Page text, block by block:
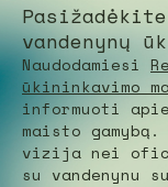
vandenynų
Naudodamiesi
ūkininkavimo
informuoti
maisto
vizija nei
su vandenynu